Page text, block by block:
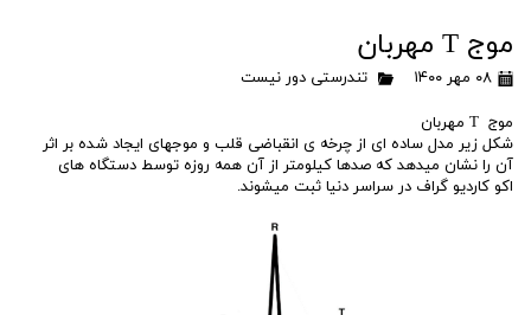
موج T مهربان
۰۸ مهر ۱۴۰۰ تندرستی دور نیست
​​موج T مهربان
شکل زیر مدل ساده ای از چرخه ی انقباضی قلب و موجهای ایجاد شده بر اثر
آن را نشان میدهد که صدها کیلومتر از آن همه روزه توسط دستگاه های
اکو کاردیو گراف در سراسر دنیا ثبت میشوند.